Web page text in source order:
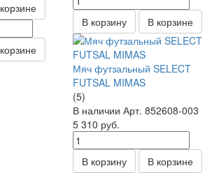
В корзину В корзине
Мяч футзальный SELECT
FUTSAL MIMAS
(5)
В наличии Арт. 852608-003
5 310 руб.
В корзину В корзине